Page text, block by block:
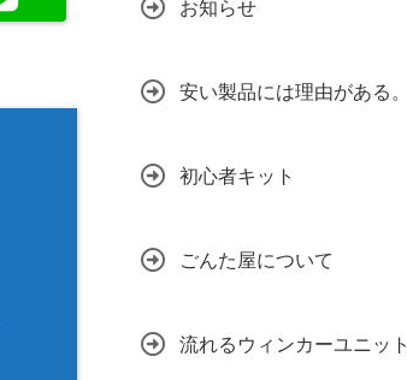
お知らせ
安い製品には理由がある。
初心者キット
ごんた屋について
流れるウィンカーユニット